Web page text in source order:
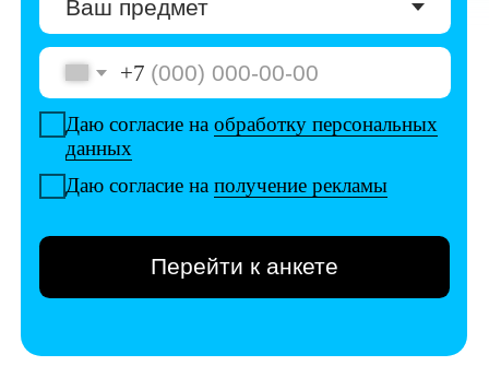
Даю согласие наполучение рекламы
Перейти к анкете